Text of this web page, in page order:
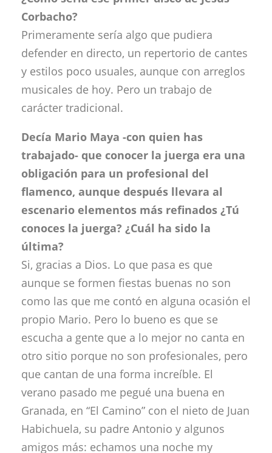
Corbacho?
Primeramente sería algo que pudiera
defender en directo, un repertorio de cantes
y estilos poco usuales, aunque con arreglos
musicales de hoy. Pero un trabajo de
carácter tradicional.
Decía Mario Maya -con quien has
trabajado- que conocer la juerga era una
obligación para un profesional del
flamenco, aunque después llevara al
escenario elementos más refinados ¿Tú
conoces la juerga? ¿Cuál ha sido la
última?
Si, gracias a Dios. Lo que pasa es que
aunque se formen fiestas buenas no son
como las que me contó en alguna ocasión el
propio Mario. Pero lo bueno es que se
escucha a gente que a lo mejor no canta en
otro sitio porque no son profesionales, pero
que cantan de una forma increíble. El
verano pasado me pegué una buena en
Granada, en “El Camino” con el nieto de Juan
Habichuela, su padre Antonio y algunos
amigos más: echamos una noche my